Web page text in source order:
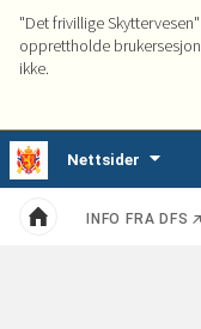
"Det frivillige
opprettholde
ikke.
Tjenester
Nettsider
Kategorier
Hjem INFO FRA DFS